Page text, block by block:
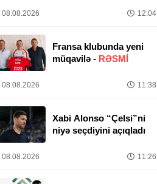
08.08.2026 12:04
Fransa klubunda yeni
müqavilə - RƏSMİ
08.08.2026 11:38
Xabi Alonso “Çelsi”ni
niyə seçdiyini açıqladı
08.08.2026 11:26